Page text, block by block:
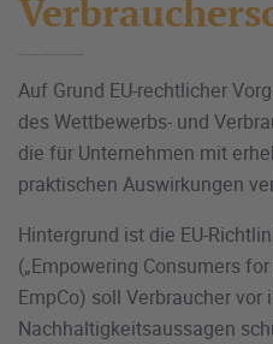
Auf Grund EU-rechtlicher
des Wettbewerbs- und
die für Unternehmen mit
praktischen Auswirkungen
Hintergrund ist die EU-
(„Empowering Consumers
EmpCo) soll Verbraucher
Nachhaltigkeitsaussagen